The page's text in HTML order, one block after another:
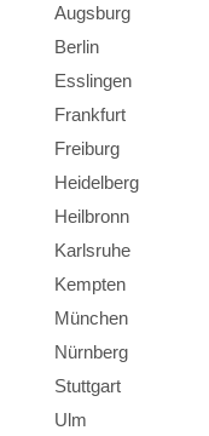
Augsburg
Berlin
Esslingen
Frankfurt
Freiburg
Heidelberg
Heilbronn
Karlsruhe
Kempten
München
Nürnberg
Stuttgart
Ulm